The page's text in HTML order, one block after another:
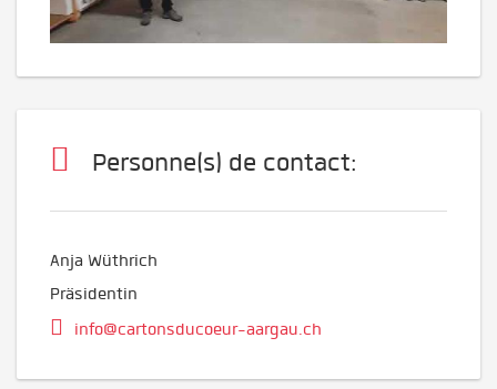
Personne(s) de contact:
Anja Wüthrich
Präsidentin
info@cartonsducoeur-aargau.ch